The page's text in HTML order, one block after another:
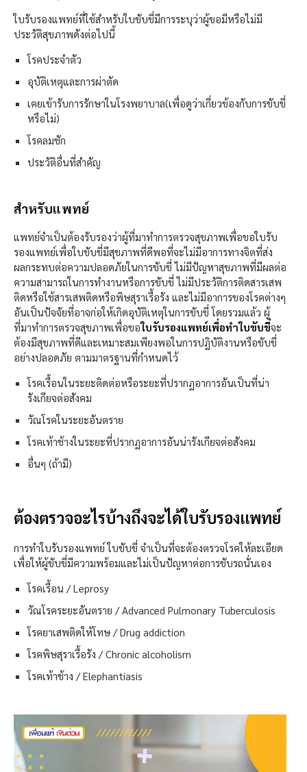
ใบรับรองแพทย์ที่ใช้สำหรับใบขับขี่มีการระบุว่าผู้ขอมีหรือไม่มี
ประวัติสุขภาพดังต่อไปนี้
โรคประจำตัว
อุบัติเหตุและการผ่าตัด
เคยเข้ารับการรักษาในโรงพยาบาล(เพื่อดูว่าเกี่ยวข้องกับการขับขี่
หรือไม่)
โรคลมชัก
ประวัติอื่นที่สำคัญ
สำหรับแพทย์
แพทย์จำเป็นต้องรับรองว่าผู้ที่มาทำการตรวจสุขภาพเพื่อขอใบรับ
รองแพทย์เพื่อใบขับขี่มีสุขภาพที่ดีพอที่จะไม่มีอาการทางจิตที่ส่ง
ผลกระทบต่อความปลอดภัยในการขับขี่ ไม่มีปัญหาสุขภาพที่มีผลต่อ
ความสามารถในการทำงานหรือการขับขี่ ไม่มีประวัติการติดสารเสพ
ติดหรือใช้สารเสพติดหรือพิษสุราเรื้อรัง และไม่มีอาการของโรคต่างๆ
อันเป็นปัจจัยที่อาจก่อให้เกิดอุบัติเหตุในการขับขี่ โดยรวมแล้ว ผู้
ที่มาทำการตรวจสุขภาพเพื่อขอใบรับรองแพทย์เพื่อทำใบขับขี่จะ
ต้องมีสุขภาพที่ดีและเหมาะสมเพียงพอในการปฏิบัติงานหรือขับขี่
อย่างปลอดภัย ตามมาตรฐานที่กำหนดไว้
โรคเรื้อนในระยะติดต่อหรือระยะที่ปรากฏอาการอันเป็นที่น่า
รังเกียจต่อสังคม
วัณโรคในระยะอันตราย
โรคเท้าช้างในระยะที่ปรากฏอาการอันน่ารังเกียจต่อสังคม
อื่นๆ (ถ้ามี)
ต้องตรวจอะไรบ้างถึงจะได้ใบรับรองแพทย์
การทำใบรับรองแพทย์ ใบขับขี่ จำเป็นที่จะต้องตรวจโรคให้ละเอียด
เพื่อให้ผู้ขับขี่มีความพร้อมและไม่เป็นปัญหาต่อการขับรถนั่นเอง
โรคเรื้อน / Leprosy
วัณโรคระยะอันตราย / Advanced Pulmonary Tuberculosis
โรคยาเสพติดให้โทษ / Drug addiction
โรคพิษสุราเรื้อรัง / Chronic alcoholism
โรคเท้าช้าง / Elephantiasis